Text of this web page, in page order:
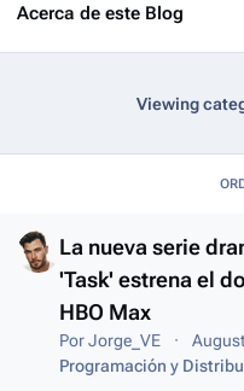
Acerca de este Blog
Viewing
La nueva serie
'Task' estrena el
HBO Max
PorJorge_VE
Programación y